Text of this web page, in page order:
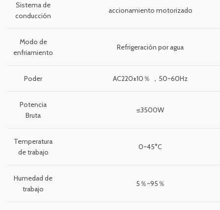
Sistema de
conducción
accionamiento motorizado
Modo de
enfriamiento
Refrigeración por agua
Poder AC220±10％ ，50~60Hz
Potencia
Bruta
≤3500W
Temperatura
de trabajo
0~45°C
Humedad de
trabajo
5％~95％